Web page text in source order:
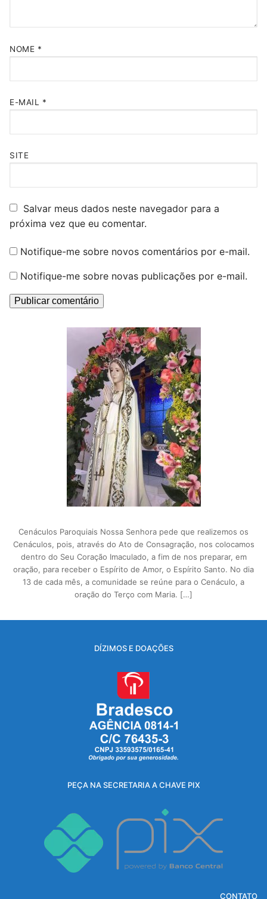
NOME *
E-MAIL *
SITE
Salvar meus dados neste navegador para a
próxima vez que eu comentar.
Notifique-me sobre novos comentários por e-mail.
Notifique-me sobre novas publicações por e-mail.
Cenáculos Paroquiais Nossa Senhora pede que realizemos os
Cenáculos, pois, através do Ato de Consagração, nos colocamos
dentro do Seu Coração Imaculado, a fim de nos preparar, em
oração, para receber o Espírito de Amor, o Espírito Santo. No dia
13 de cada mês, a comunidade se reúne para o Cenáculo, a
oração do Terço com Maria. […]
DÍZIMOS E DOAÇÕES
PEÇA NA SECRETARIA A CHAVE PIX
CONTATO